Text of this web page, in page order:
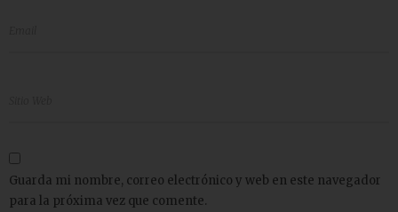
Guarda mi nombre, correo electrónico y web en este navegador
para la próxima vez que comente.